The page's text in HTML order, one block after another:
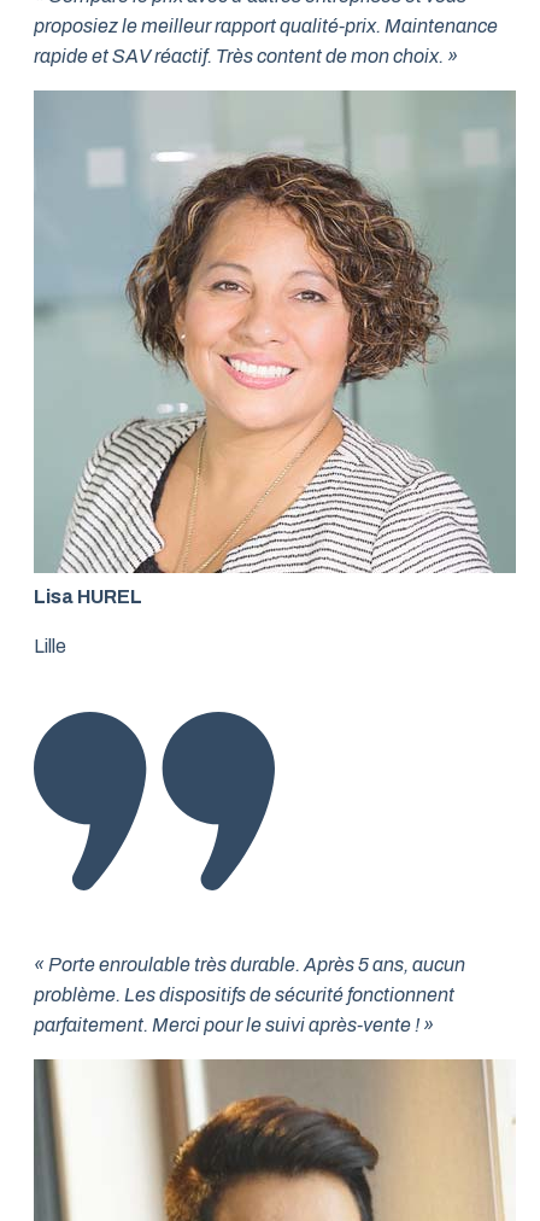
proposiez le meilleur rapport qualité-prix. Maintenance
rapide et SAV réactif. Très content de mon choix. »
Lisa HUREL
Lille
« Porte enroulable très durable. Après 5 ans, aucun
problème. Les dispositifs de sécurité fonctionnent
parfaitement. Merci pour le suivi après-vente ! »